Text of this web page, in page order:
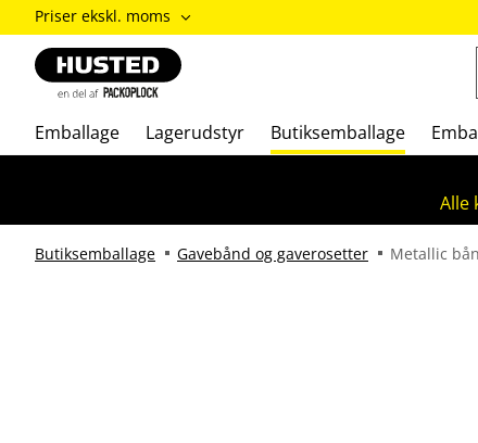
ændre
Priser
inkl.
moms
Priser
ekskl.
Priser ekskl. moms
Emballage Lagerudstyr Butiksemballage
Alle
Butiksemballage Gavebånd og gaverosetter Metallic